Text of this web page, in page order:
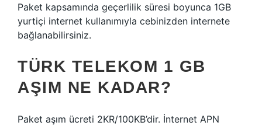
Paket kapsamında geçerlilik süresi boyunca 1GB
yurtiçi internet kullanımıyla cebinizden internete
bağlanabilirsiniz.
TÜRK TELEKOM 1 GB
AŞIM NE KADAR?
Paket aşım ücreti 2KR/100KB’dir. İnternet APN